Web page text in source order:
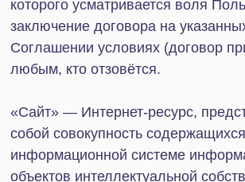
Пользовательского соглашения термины «Сайт»,
«платформа» являются равнозначными.
«Администратор» — общество с ограниченной
ответственностью «Айти-Продакшн» (ИНН:
осуществляющее обработку персональных
данных, а также определяющее цели обработки
персональных данных, состав персональных
данных, подлежащих обработке, действия
(операции), совершаемые с персональными